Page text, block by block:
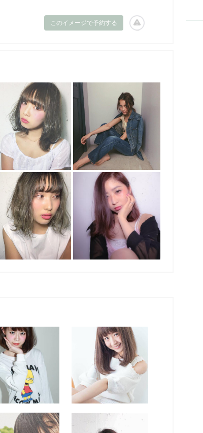
このイメージで予約する